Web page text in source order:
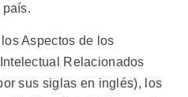
Aspectos de los
Relacionados
sus siglas en inglés), los